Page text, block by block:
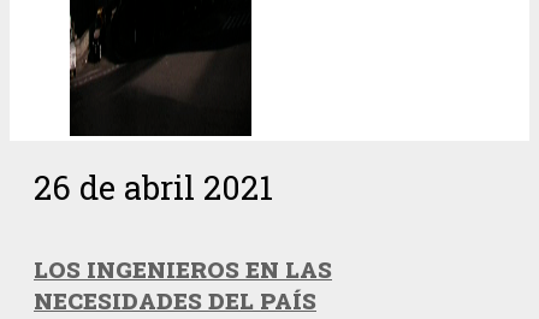
26 de abril 2021
LOS INGENIEROS EN LAS
NECESIDADES DEL PAÍS